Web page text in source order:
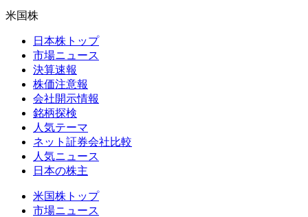
米国株
日本株トップ
市場ニュース
決算速報
株価注意報
会社開示情報
銘柄探検
人気テーマ
ネット証券会社比較
人気ニュース
日本の株主
米国株トップ
市場ニュース